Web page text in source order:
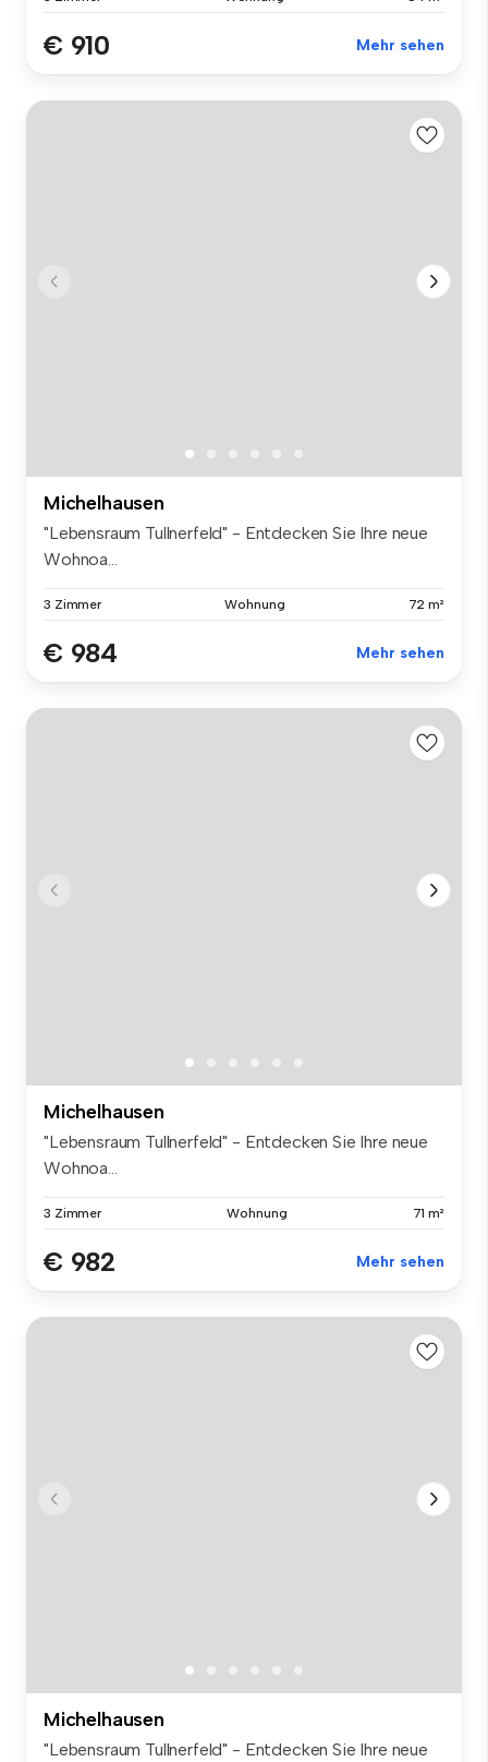
€ 910 Mehr sehen
Michelhausen
"Lebensraum Tullnerfeld" - Entdecken Sie Ihre neue
Wohnoa...
3 Zimmer Wohnung 72 m²
€ 984 Mehr sehen
Michelhausen
"Lebensraum Tullnerfeld" - Entdecken Sie Ihre neue
Wohnoa...
3 Zimmer Wohnung 71 m²
€ 982 Mehr sehen
Michelhausen
"Lebensraum Tullnerfeld" - Entdecken Sie Ihre neue